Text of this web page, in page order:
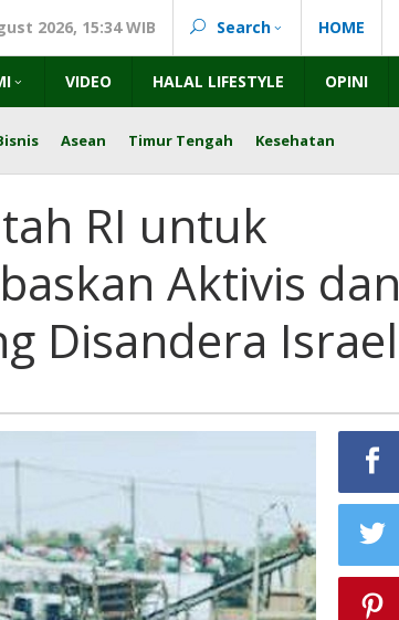
2026, 15:34 WIB Search HOME
VIDEO HALAL LIFESTYLE OPINI
Asean Timur Tengah Kesehatan
RI untuk
Aktivis dan
Disandera Israel